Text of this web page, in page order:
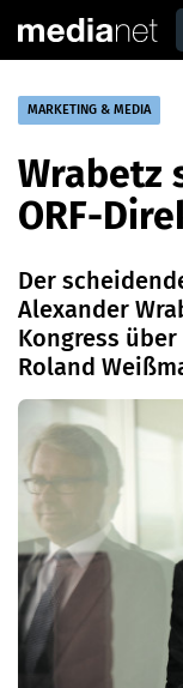
MARKETING & MEDIA
Wrabetz
ORF-
Der
Alexander
Kongress
Roland